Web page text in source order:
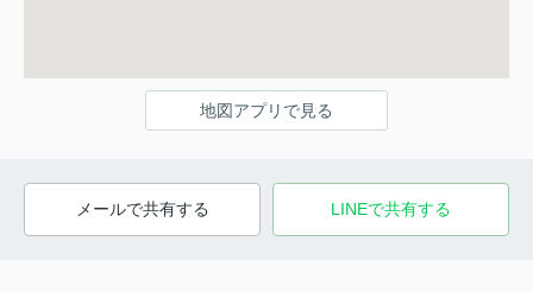
地図アプリで見る
メールで共有する LINEで共有する